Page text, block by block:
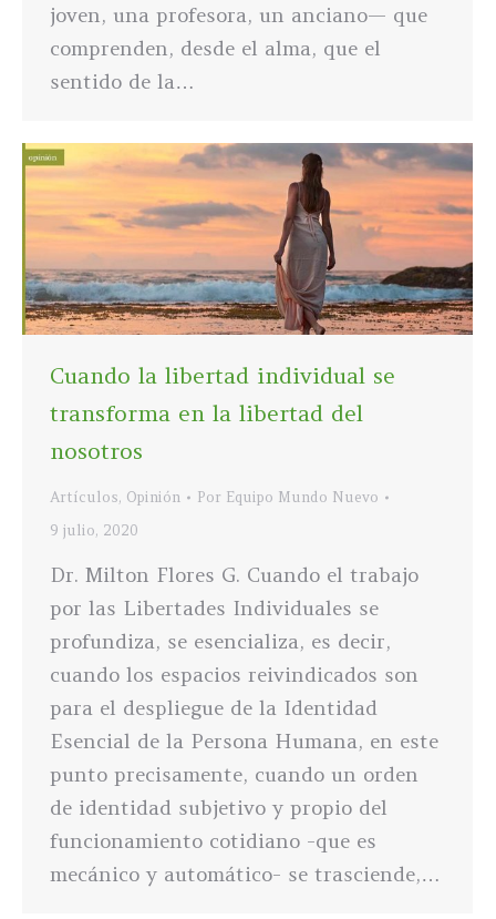
joven, una profesora, un anciano— que
comprenden, desde el alma, que el
sentido de la…
Cuando la libertad individual se
transforma en la libertad del
nosotros
Artículos, Opinión Por Equipo Mundo Nuevo
9 julio, 2020
Dr. Milton Flores G. Cuando el trabajo
por las Libertades Individuales se
profundiza, se esencializa, es decir,
cuando los espacios reivindicados son
para el despliegue de la Identidad
Esencial de la Persona Humana, en este
punto precisamente, cuando un orden
de identidad subjetivo y propio del
funcionamiento cotidiano -que es
mecánico y automático- se trasciende,…